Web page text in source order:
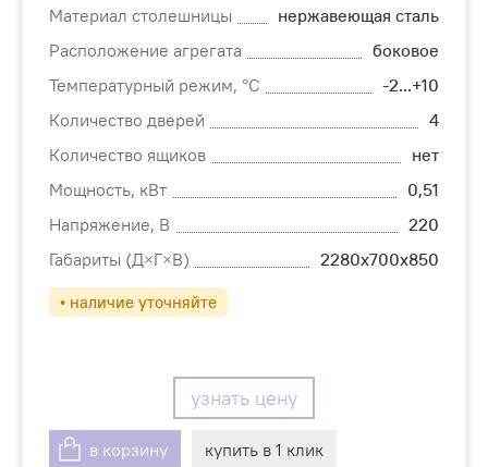
Материал столешницы
нержавеющая сталь
Расположение агрегата
боковое
Температурный режим, °C
-2...+10
Количество дверей
4
Количество ящиков
нет
Мощность, кВт
0,51
Напряжение, В
220
Габариты (Д×Г×В)
2280х700х850
• наличие уточняйте
узнать цену
в корзину купить в 1 клик